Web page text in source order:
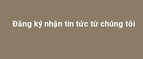
Đăng ký nhận tin tức từ chúng tôi